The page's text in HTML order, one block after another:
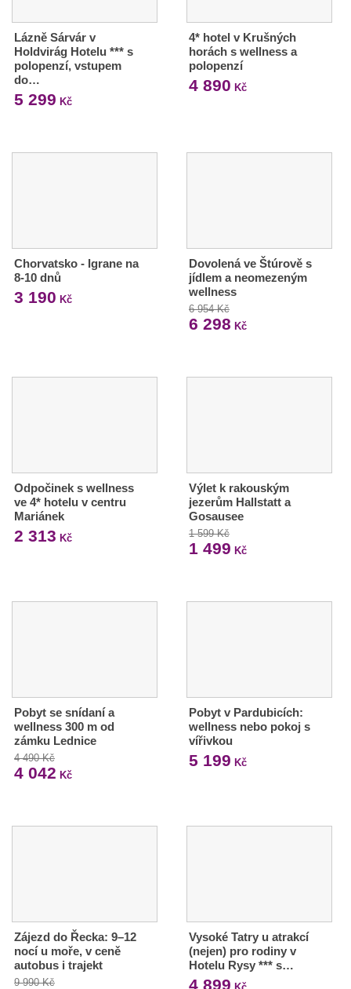
Lázně Sárvár v
Holdvirág Hotelu *** s
polopenzí, vstupem
do…
5 299 Kč
4* hotel v Krušných
horách s wellness a
polopenzí
4 890 Kč
Chorvatsko - Igrane na
8-10 dnů
3 190 Kč
Dovolená ve Štúrově s
jídlem a neomezeným
wellness
6 954 Kč
6 298 Kč
Odpočinek s wellness
ve 4* hotelu v centru
Mariánek
2 313 Kč
Výlet k rakouským
jezerům Hallstatt a
Gosausee
1 599 Kč
1 499 Kč
Pobyt se snídaní a
wellness 300 m od
zámku Lednice
4 490 Kč
4 042 Kč
Pobyt v Pardubicích:
wellness nebo pokoj s
vířivkou
5 199 Kč
Zájezd do Řecka: 9–12
nocí u moře, v ceně
autobus i trajekt
9 990 Kč
Vysoké Tatry u atrakcí
(nejen) pro rodiny v
Hotelu Rysy *** s…
4 899